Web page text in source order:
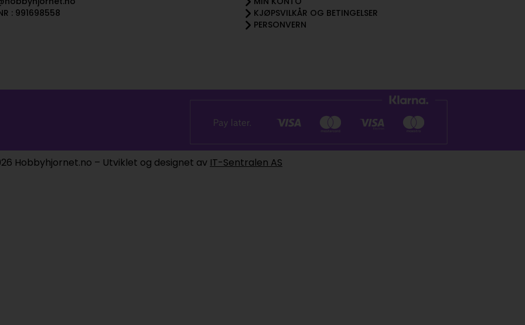
: 991698558
KJØPSVILKÅR OG BETINGELSER
PERSONVERN
Hobbyhjornet.no – Utviklet og designet av IT-Sentralen AS